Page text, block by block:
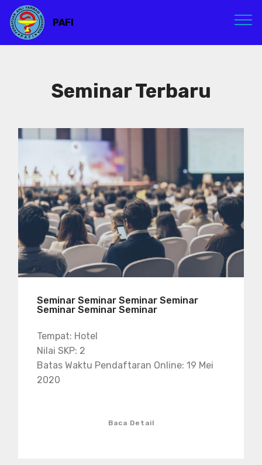
PAFI
Seminar Terbaru
Seminar Seminar Seminar Seminar
Seminar Seminar Seminar
Tempat: Hotel
Nilai SKP: 2
Batas Waktu Pendaftaran Online: 19 Mei
2020
Baca Detail